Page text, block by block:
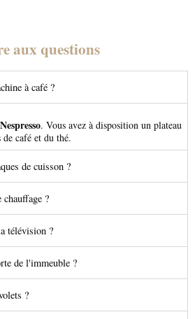
aux questions
à café ?
Nespresso. Vous avez à disposition un plateau
de café et du thé.
de cuisson ?
chauffage ?
télévision ?
de l'immeuble ?
?